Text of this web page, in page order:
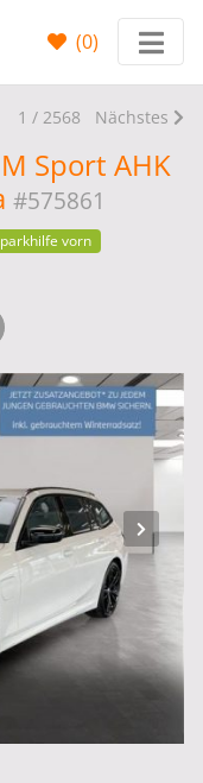
(0)
1 / 2568 Nächstes
Sport AHK
#575861
vorn